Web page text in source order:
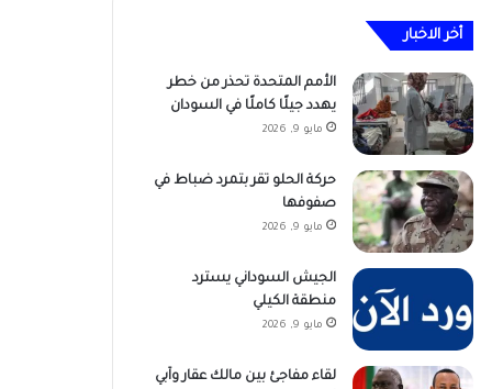
أخر الاخبار
الأمم المتحدة تحذر من خطر
يهدد جيلًا كاملًا في السودان
مايو 9, 2026
حركة الحلو تقر بتمرد ضباط في
صفوفها
مايو 9, 2026
الجيش السوداني يسترد
منطقة الكيلي
مايو 9, 2026
لقاء مفاجئ بين مالك عقار وآبي